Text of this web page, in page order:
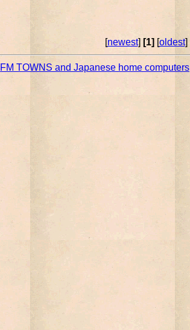
[newest] [1] [oldest]
FM TOWNS and Japanese home computers